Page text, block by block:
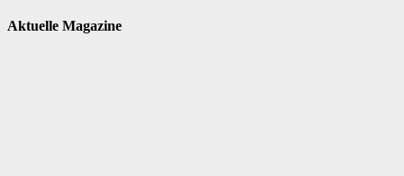
Aktuelle Magazine